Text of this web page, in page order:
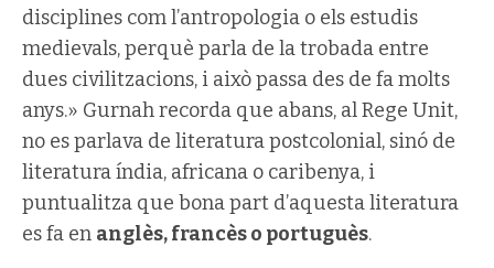
disciplines com l’antropologia o els estudis
medievals, perquè parla de la trobada entre
dues civilitzacions, i això passa des de fa molts
anys.» Gurnah recorda que abans, al Rege Unit,
no es parlava de literatura postcolonial, sinó de
literatura índia, africana o caribenya, i
puntualitza que bona part d’aquesta literatura
es fa en anglès, francès o portuguès.